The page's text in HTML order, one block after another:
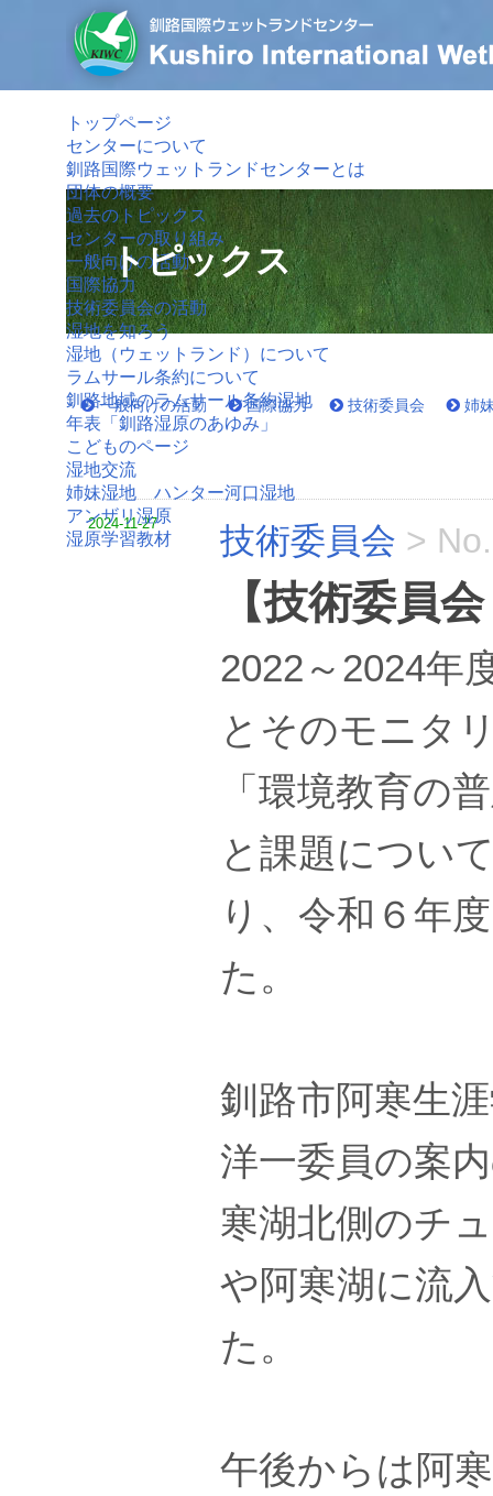
トップページ
センターについて
釧路国際ウェットランドセンターとは
団体の概要
過去のトピックス
センターの取り組み
一般向けの活動
国際協力
技術委員会の活動
湿地を知ろう
湿地（ウェットランド）について
ラムサール条約について
釧路地域のラムサール条約湿地
年表「釧路湿原のあゆみ」
こどものページ
湿地交流
姉妹湿地 ハンター河口湿地
アンザリ湿原
湿原学習教材
トピックス
一般向けの活動 国際協力 技術委員会 姉
2024-11-27 技術委員会 >
【技術委員
2022～2024年
とそのモニタ
「環境教育の
と課題につい
り、令和６年
た。
釧路市阿寒生
洋一委員の案
寒湖北側のチ
や阿寒湖に流
た。
午後からは阿